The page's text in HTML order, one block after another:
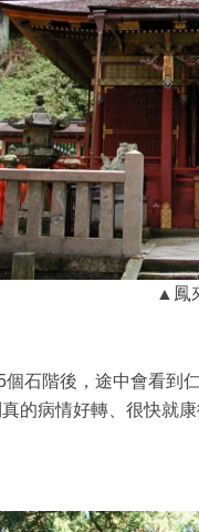
▲鳳
石階後，途中會看到
的病情好轉、很快就